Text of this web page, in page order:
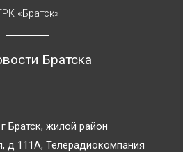
«Братск»
Братска
Братск, жилой район
д 111А, Телерадиокомпания